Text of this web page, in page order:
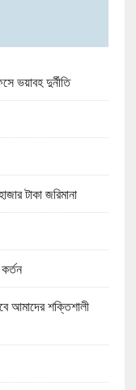
ভয়াবহ দুর্নীতি
টাকা জরিমানা
আমাদের শক্তিশালী